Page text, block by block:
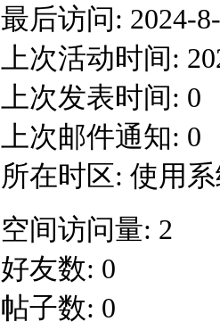
最后访问: 2024-
上次活动时间:
上次发表时间: 0
上次邮件通知: 0
所在时区: 使用
空间访问量: 2
好友数: 0
帖子数: 0